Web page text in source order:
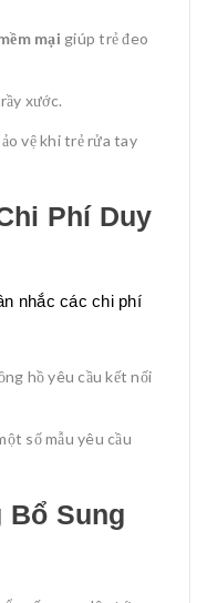
mại giúp trẻ đeo
xước.
vệ khi trẻ rửa tay
Phí Duy
nhắc các chi phí
hồ yêu cầu kết nối
số mẫu yêu cầu
Bổ Sung